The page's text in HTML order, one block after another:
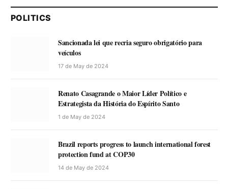
POLITICS
Sancionada lei que recria seguro obrigatório para
veículos
17 de May de 2024
Renato Casagrande o Maior Líder Político e
Estrategista da História do Espírito Santo
1 de May de 2024
Brazil reports progress to launch international forest
protection fund at COP30
14 de May de 2024